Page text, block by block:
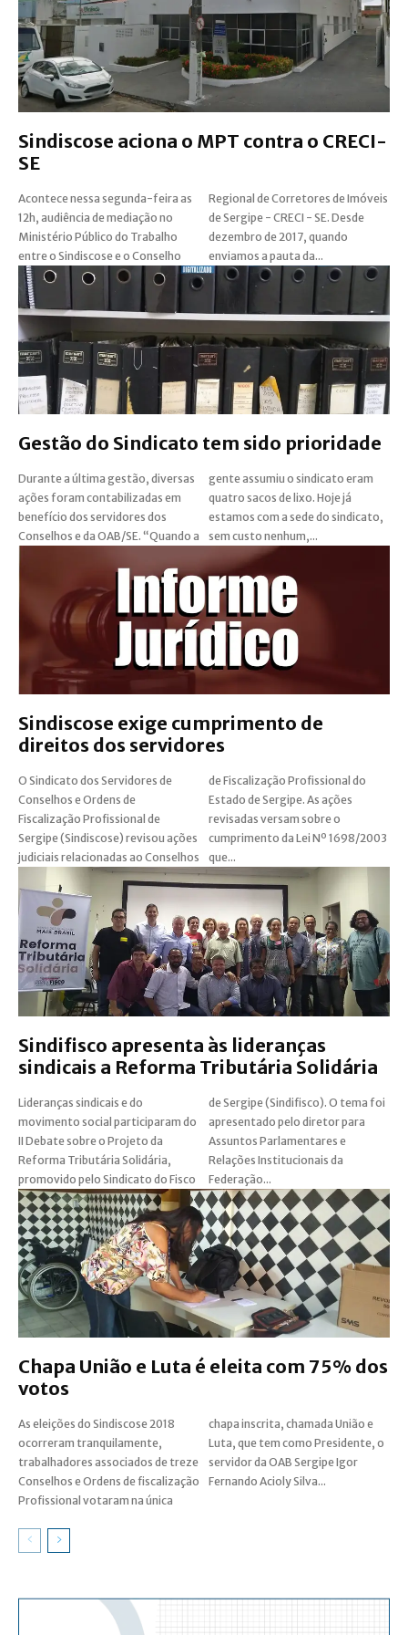
Sindiscose aciona o MPT contra o CRECI-
SE
Acontece nessa segunda-feira as
12h, audiência de mediação no
Ministério Público do Trabalho
entre o Sindiscose e o Conselho
Regional de Corretores de Imóveis
de Sergipe - CRECI - SE. Desde
dezembro de 2017, quando
enviamos a pauta da...
Gestão do Sindicato tem sido prioridade
Durante a última gestão, diversas
ações foram contabilizadas em
benefício dos servidores dos
Conselhos e da OAB/SE. “Quando a
gente assumiu o sindicato eram
quatro sacos de lixo. Hoje já
estamos com a sede do sindicato,
sem custo nenhum,...
Sindiscose exige cumprimento de
direitos dos servidores
O Sindicato dos Servidores de
Conselhos e Ordens de
Fiscalização Profissional de
Sergipe (Sindiscose) revisou ações
judiciais relacionadas ao Conselhos
de Fiscalização Profissional do
Estado de Sergipe. As ações
revisadas versam sobre o
cumprimento da Lei Nº 1698/2003
que...
Sindifisco apresenta às lideranças
sindicais a Reforma Tributária Solidária
Lideranças sindicais e do
movimento social participaram do
II Debate sobre o Projeto da
Reforma Tributária Solidária,
promovido pelo Sindicato do Fisco
de Sergipe (Sindifisco). O tema foi
apresentado pelo diretor para
Assuntos Parlamentares e
Relações Institucionais da
Federação...
Chapa União e Luta é eleita com 75% dos
votos
As eleições do Sindiscose 2018
ocorreram tranquilamente,
trabalhadores associados de treze
Conselhos e Ordens de fiscalização
Profissional votaram na única
chapa inscrita, chamada União e
Luta, que tem como Presidente, o
servidor da OAB Sergipe Igor
Fernando Acioly Silva...